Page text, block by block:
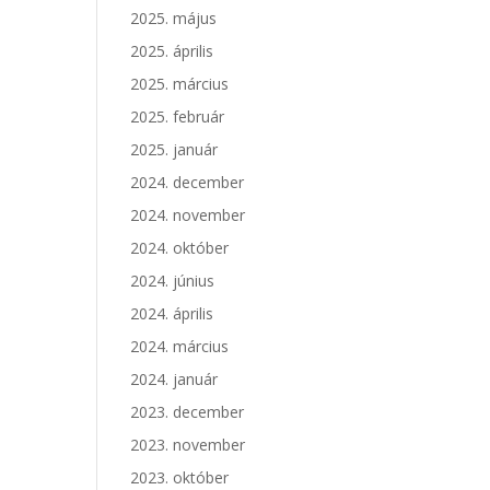
2025. május
2025. április
2025. március
2025. február
2025. január
2024. december
2024. november
2024. október
2024. június
2024. április
2024. március
2024. január
2023. december
2023. november
2023. október